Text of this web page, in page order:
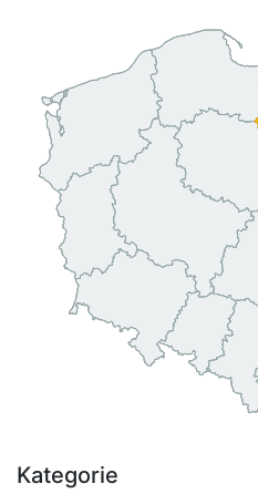
Kategorie